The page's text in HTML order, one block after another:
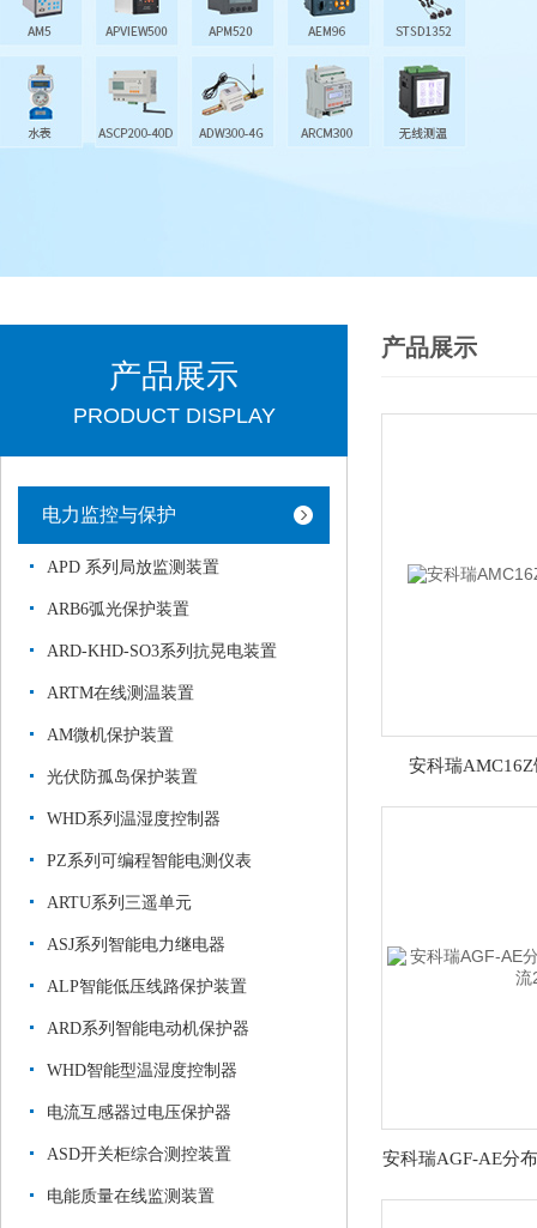
产品展示
PRODUCT DISPLAY
电力监控与保护
APD 系列局放监测装置
ARB6弧光保护装置
ARD-KHD-SO3系列抗晃电装置
ARTM在线测温装置
AM微机保护装置
光伏防孤岛保护装置
WHD系列温湿度控制器
PZ系列可编程智能电测仪表
ARTU系列三遥单元
ASJ系列智能电力继电器
ALP智能低压线路保护装置
ARD系列智能电动机保护器
WHD智能型温湿度控制器
电流互感器过电压保护器
ASD开关柜综合测控装置
电能质量在线监测装置
产品展示
安科瑞